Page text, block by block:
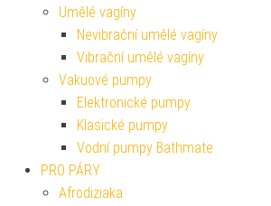
Umělé vagíny
Nevibrační umělé vagíny
Vibrační umělé vagíny
Vakuové pumpy
Elektronické pumpy
Klasické pumpy
Vodní pumpy Bathmate
PRO PÁRY
Afrodiziaka